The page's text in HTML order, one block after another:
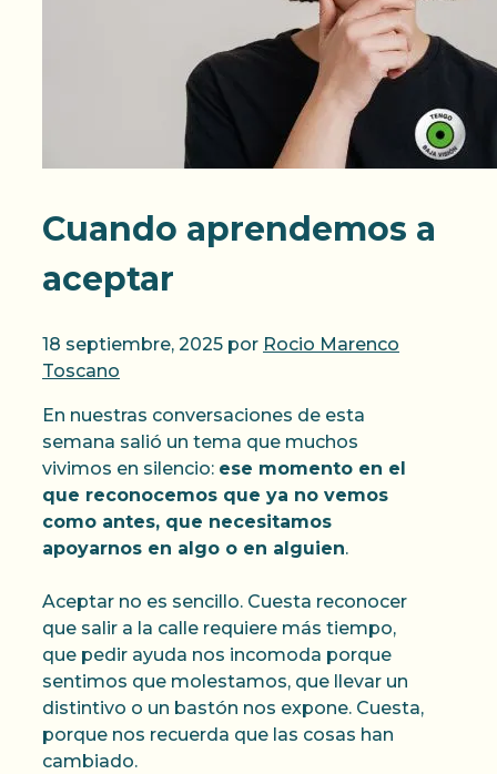
Cuando aprendemos a
aceptar
18 septiembre, 2025 por Rocio Marenco
Toscano
En nuestras conversaciones de esta
semana salió un tema que muchos
vivimos en silencio: ese momento en el
que reconocemos que ya no vemos
como antes, que necesitamos
apoyarnos en algo o en alguien.
Aceptar no es sencillo. Cuesta reconocer
que salir a la calle requiere más tiempo,
que pedir ayuda nos incomoda porque
sentimos que molestamos, que llevar un
distintivo o un bastón nos expone. Cuesta,
porque nos recuerda que las cosas han
cambiado.